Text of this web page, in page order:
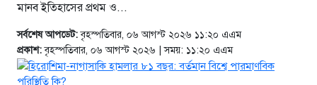
মানব ইতিহাসের প্রথম ও...
সর্বশেষ আপডেট:বৃহস্পতিবার, ০৬ আগস্ট ২০২৬ ১১:২০ এএম
প্রকাশ:বৃহস্পতিবার, ০৬ আগস্ট ২০২৬ | সময়: ১১:২০ এএম